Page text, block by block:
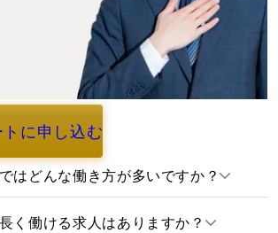
に申し込む
はどんな働き方が多いですか？
く働ける求人はありますか？